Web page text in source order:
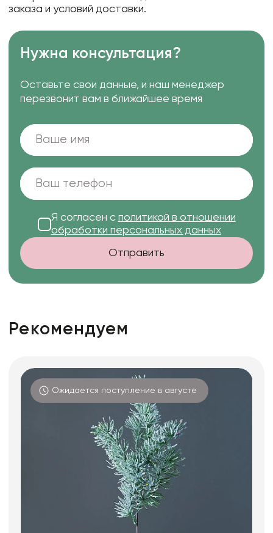
заказа и условий доставки.
Нужна консультация?
Оставьте свои данные, и наш менеджер
перезвонит вам в ближайшее время
Я согласен с политикой в отношении
обработки персональных данных
Отправить
Рекомендуем
Ожидается поступление в августе